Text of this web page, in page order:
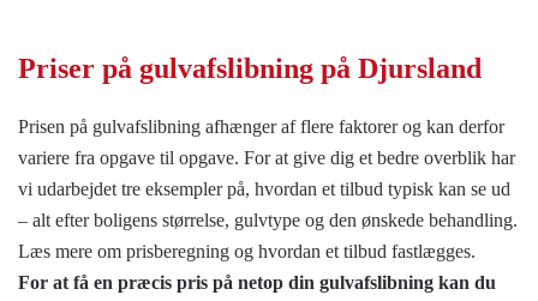
Priser på gulvafslibning på Djursland
Prisen på gulvafslibning afhænger af flere faktorer og kan derfor
variere fra opgave til opgave. For at give dig et bedre overblik har
vi udarbejdet tre eksempler på, hvordan et tilbud typisk kan se ud
– alt efter boligens størrelse, gulvtype og den ønskede behandling.
Læs mere om prisberegning og hvordan et tilbud fastlægges.
For at få en præcis pris på netop din gulvafslibning kan du